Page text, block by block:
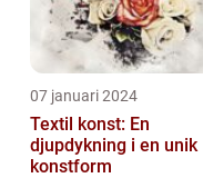
07 januari 2024
Textil konst: En
djupdykning i en unik
konstform